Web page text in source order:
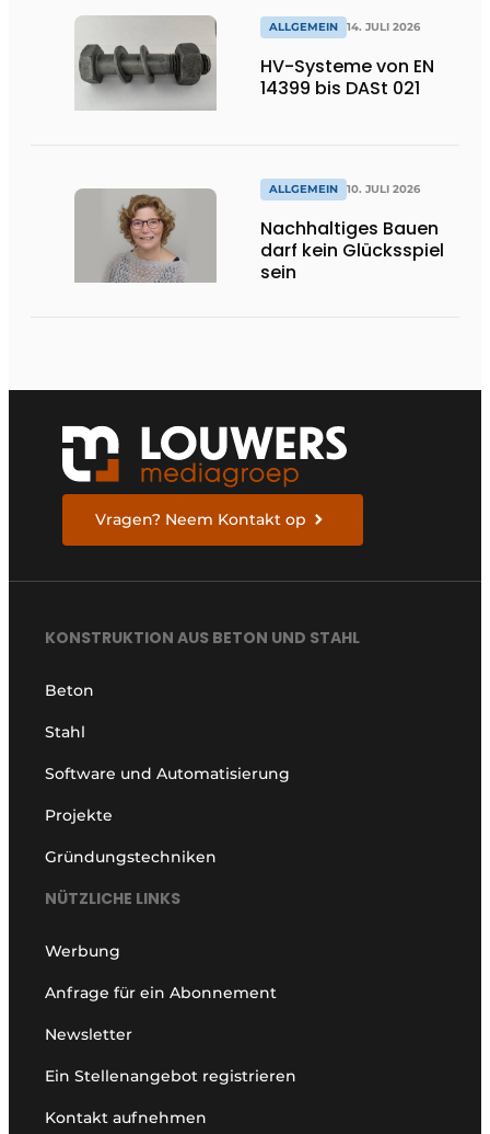
ALLGEMEIN 14. JULI 2026
HV-Systeme von EN
14399 bis DASt 021
ALLGEMEIN 10. JULI 2026
Nachhaltiges Bauen
darf kein Glücksspiel
sein
Vragen? Neem Kontakt op
KONSTRUKTION AUS BETON UND STAHL
Beton
Stahl
Software und Automatisierung
Projekte
Gründungstechniken
NÜTZLICHE LINKS
Werbung
Anfrage für ein Abonnement
Newsletter
Ein Stellenangebot registrieren
Kontakt aufnehmen